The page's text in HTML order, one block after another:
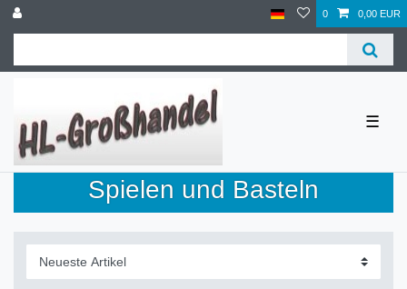
0 0,00 EUR
☰
Spielen und Basteln